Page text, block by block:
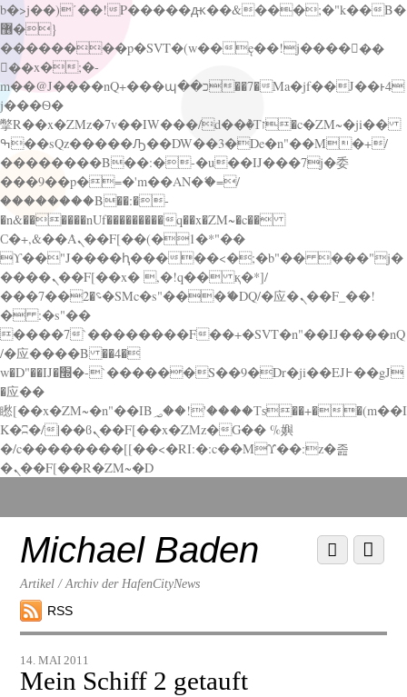
b�>j��)΄��!P�����ԫ��&���;�"k��B�
޶�}
��������p�SVT�(w��ę��!j������
��x�;�-
m��@J����nQ+���պ��כ��7�Ma�jf��J��ͱ4
j���Ѳ�
撆R��x�ZMz�7v��IW���/d��ٞ�Тז�c�ZM~�ji��
ߒ��sQz�����Ԡ��DW��3�De�n"��M�+/
��������B��:�-�u��IJ���7j�委
���9��p�=�'m��AN�ޭ�=/
��������B��:�-
�n&������nUf���������q��x�ZM~�c��
Ϲ�+,&��Ὰܢ��F[��(�1�*"��
ϒ��"J����ԧ�����<�;�b"�� ���"j�
����ܢ��F[��x� ,�!q�� қ�*]/
���؝�2��7�SMc�s"���ޭ�DQ/�应�ܢ��F_��!
� :�s"��
����7`��������F��+�SVT�n"��IJ����nQ
/�应����B ��4�
w�D"��IJ�׭�-`������S��9�Dr�ji��EJ߅��gJ
�应��
矁[��x�ZM~�n"��IB؃��!'����Тѕ��+��(m��I
K�ʭ�/|��ϐܢ��F[��x�ZMz�G�� %嬩
�/c��������[[��<�RI:�:c��MΎ��:z�졾
�ܢ��F[��R�ZM~�D
down
contentMichael Baden
Artikel / Archiv der HafenCityNews
RSS
Menu
Scroll
down
14. MAI 2011
Mein Schiff 2 getauft